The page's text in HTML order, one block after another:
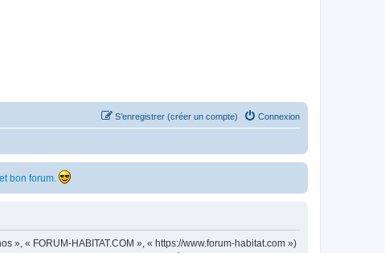
Connexion
S’enregistrer (créer un compte)
bon forum.
», « FORUM-HABITAT.COM », « https://www.forum-habitat.com »)